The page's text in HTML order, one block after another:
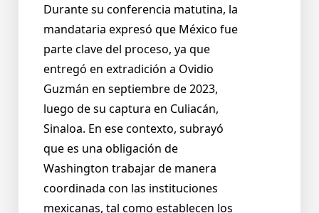
Durante su conferencia matutina, la
mandataria expresó que México fue
parte clave del proceso, ya que
entregó en extradición a Ovidio
Guzmán en septiembre de 2023,
luego de su captura en Culiacán,
Sinaloa. En ese contexto, subrayó
que es una obligación de
Washington trabajar de manera
coordinada con las instituciones
mexicanas, tal como establecen los